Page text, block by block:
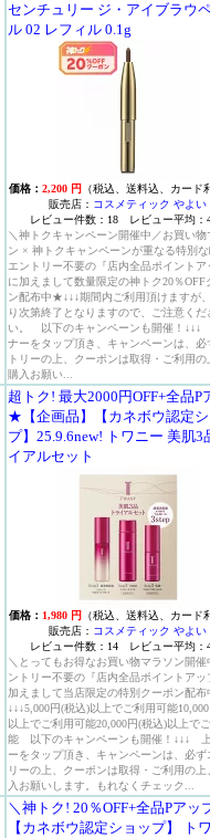
センチュリー ジ・アイブラウ
ル 02 レフィル 0.1g
価格： 2,200 円 （税込、送料込、カード
販売店： コスメティック やよい
レビュー件数：18 レビュー平均：
＼神トクキャンペーン開催中／お買い物
ン × 神トクキャンペーンが重なる特別
エントリー不要の『店内全品ポイントア
に加えまして数量限定の神トク20％OFF
ン配布中★↓↓↓期間内ご利用頂けますが
り次第終了となりますので、ご注意くだ
い。 以下のキャンペーンも開催！↓↓↓
ナーをタップ頂き、キャンペーンは、必
トリーの上、クーポンは取得・ご利用の
購入お願い...
超トク! 最大2000円OFF+全品P
★【企画品】【カネボウ認定
プ】25.9.6new! トワニー 美肌3
イアルセット
価格： 1,980 円 （税込、送料込、カード
販売店： コスメティック やよい
レビュー件数：14 レビュー平均：
＼とってもお得なお買い物マラソン開催
ントリー不要の『店内全品ポイントアッ
加えまして当店限定の特別クーポン配布
↓↓↓5,000円(税込)以上でご利用可能
以上でご利用可能20,000円(税込)以上で
能 以下のキャンペーンも開催！↓↓↓
ーをタップ頂き、キャンペーンは、必ず
リーの上、クーポンは取得・ご利用の上
入お願いします。もれなくチェック...
＼神トク! 20％OFF+全品Pアッ
【カネボウ認定ショップ】 ト